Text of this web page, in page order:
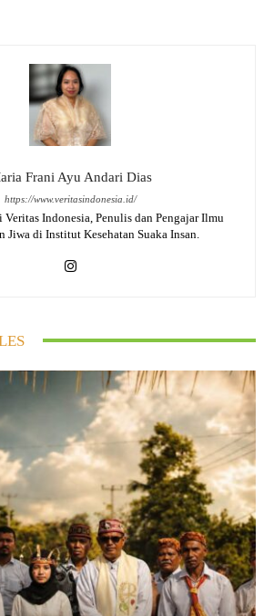
Frani Ayu Andari Dias
https://www.veritasindonesia.id/
Indonesia, Penulis dan Pengajar Ilmu
Jiwa di Institut Kesehatan Suaka Insan.